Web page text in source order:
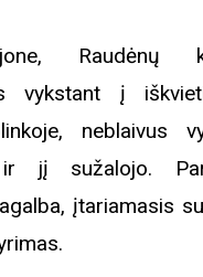
Raudėnų
vykstant į
neblaivus
ir jį sužalojo.
įtariamasis